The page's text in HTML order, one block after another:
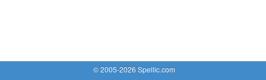
© 2005-2026 Spellic.com